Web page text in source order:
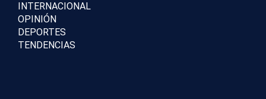
INTERNACIONAL
OPINIÓN
DEPORTES
TENDENCIAS